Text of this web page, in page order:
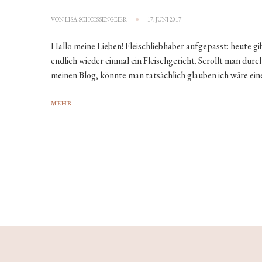
VONLISA SCHOISSENGEIER 17. JUNI 2017
Hallo meine Lieben! Fleischliebhaber aufgepasst: heute
endlich wieder einmal ein Fleischgericht. Scrollt man
meinen Blog, könnte man tatsächlich glauben ich wäre
MEHR